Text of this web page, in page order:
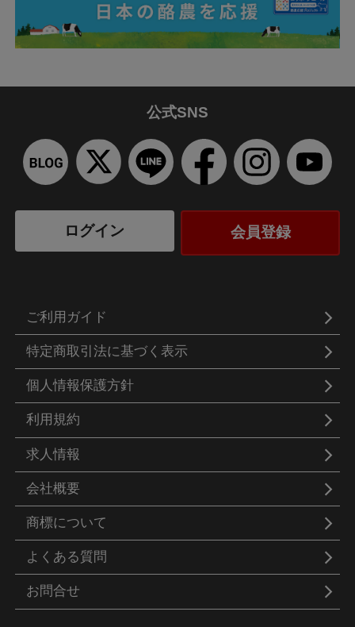
公式SNS
ログイン 会員登録
ご利用ガイド
特定商取引法に基づく表示
個人情報保護方針
利用規約
求人情報
会社概要
商標について
よくある質問
お問合せ